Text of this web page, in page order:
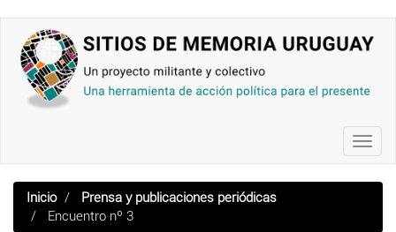
contenido
principal
Inicio
Prensa y publicaciones periódicas
Encuentro nº 3